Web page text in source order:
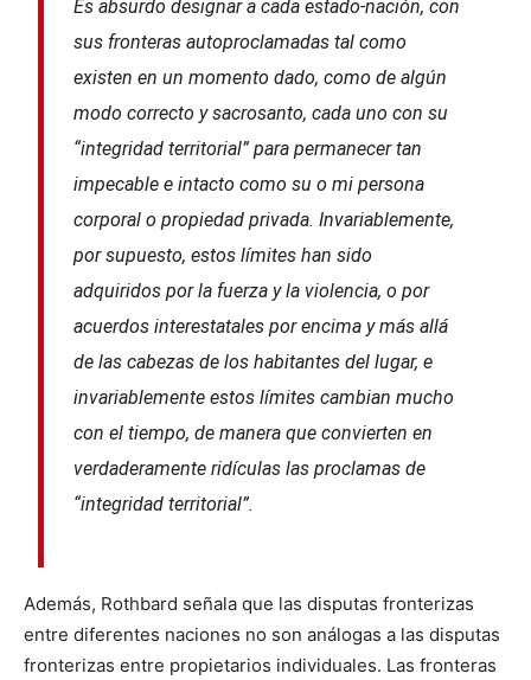
Es absurdo designar a cada estado-nación, con
sus fronteras autoproclamadas tal como
existen en un momento dado, como de algún
modo correcto y sacrosanto, cada uno con su
“integridad territorial” para permanecer tan
impecable e intacto como su o mi persona
corporal o propiedad privada. Invariablemente,
por supuesto, estos límites han sido
adquiridos por la fuerza y la violencia, o por
acuerdos interestatales por encima y más allá
de las cabezas de los habitantes del lugar, e
invariablemente estos límites cambian mucho
con el tiempo, de manera que convierten en
verdaderamente ridículas las proclamas de
“integridad territorial”.
Además, Rothbard señala que las disputas fronterizas
entre diferentes naciones no son análogas a las disputas
fronterizas entre propietarios individuales. Las fronteras